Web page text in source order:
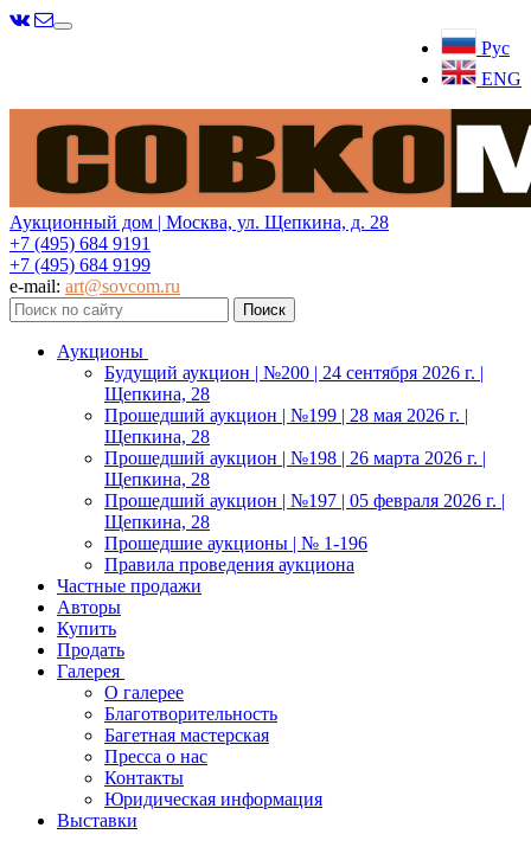
Рус
ENG
Меню
Аукционный дом | Москва, ул. Щепкина, д. 28
+7 (495) 684 9191
+7 (495) 684 9199
e-mail: art@sovcom.ru
Аукционы
Будущий аукцион | №200 | 24 сентября 2026 г. |
Щепкина, 28
Прошедший аукцион | №199 | 28 мая 2026 г. |
Щепкина, 28
Прошедший аукцион | №198 | 26 марта 2026 г. |
Щепкина, 28
Прошедший аукцион | №197 | 05 февраля 2026 г. |
Щепкина, 28
Прошедшие аукционы | № 1-196
Правила проведения аукциона
Частные продажи
Авторы
Купить
Продать
Галерея
О галерее
Благотворительность
Багетная мастерская
Пресса о нас
Контакты
Юридическая информация
Выставки